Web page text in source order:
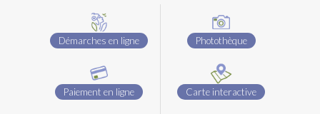
Démarches en ligne
Paiement en ligne
Photothèque
Carte interactive